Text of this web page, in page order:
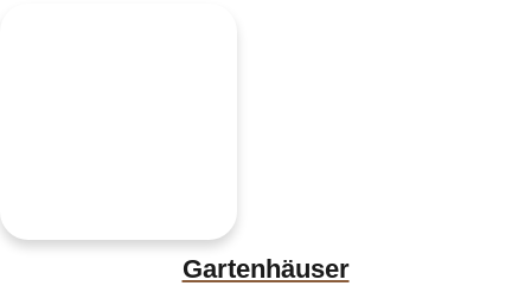
Gartenhäuser